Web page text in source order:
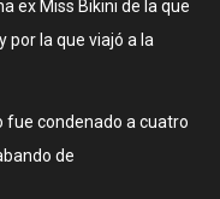
ex Miss Bikini de la que
la que viajó a la
fue condenado a cuatro
de